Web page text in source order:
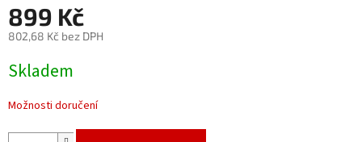
899 Kč
802,68 Kč bez DPH
cena:
Skladem
Možnosti doručení